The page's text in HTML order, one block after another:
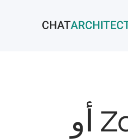
كيفية اختيار منصة الأتمتة المناسبة: Zapier أو